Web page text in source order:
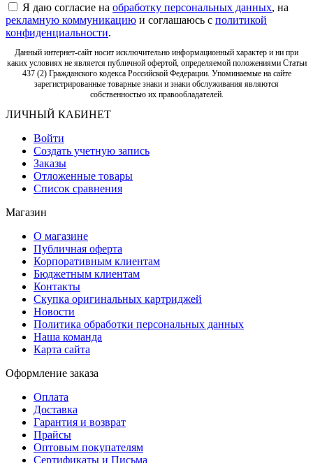
Я даю согласие на обработку персональных данных, на
рекламную коммуникацию и соглашаюсь с политикой
конфиденциальности.
Данный интернет-сайт носит исключительно информационный характер и ни при
каких условиях не является публичной офертой, определяемой положениями Статьи
437 (2) Гражданского кодекса Российской Федерации. Упоминаемые на сайте
зарегистрированные товарные знаки и знаки обслуживания являются
собственностью их правообладателей.
ЛИЧНЫЙ КАБИНЕТ
Войти
Создать учетную запись
Заказы
Отложенные товары
Список сравнения
Магазин
О магазине
Публичная оферта
Корпоративным клиентам
Бюджетным клиентам
Контакты
Скупка оригинальных картриджей
Новости
Политика обработки персональных данных
Наша команда
Карта сайта
Оформление заказа
Оплата
Доставка
Гарантия и возврат
Прайсы
Оптовым покупателям
Сертификаты и Письма